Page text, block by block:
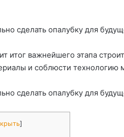
итог важнейшего этапа
и соблюсти технологию
]
сделать настенные